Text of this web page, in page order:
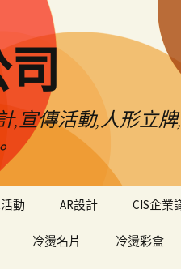
,宣傳活動,人形立
動 AR設計 CIS企業
冷燙名片 冷燙彩盒